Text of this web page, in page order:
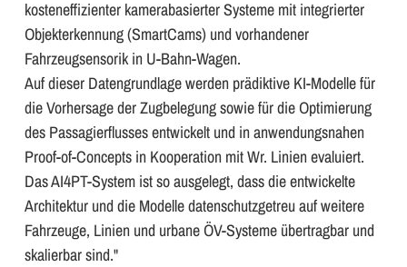
kosteneffizienter kamerabasierter Systeme mit integrierter
Objekterkennung (SmartCams) und vorhandener
Fahrzeugsensorik in U-Bahn-Wagen.
Auf dieser Datengrundlage werden prädiktive KI-Modelle für
die Vorhersage der Zugbelegung sowie für die Optimierung
des Passagierflusses entwickelt und in anwendungsnahen
Proof-of-Concepts in Kooperation mit Wr. Linien evaluiert.
Das AI4PT-System ist so ausgelegt, dass die entwickelte
Architektur und die Modelle datenschutzgetreu auf weitere
Fahrzeuge, Linien und urbane ÖV-Systeme übertragbar und
skalierbar sind."